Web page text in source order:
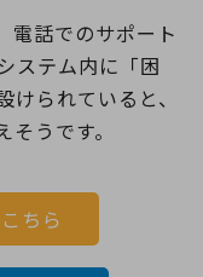
電話でのサポート
ステム内に「困
られていると、
うです。
ちら